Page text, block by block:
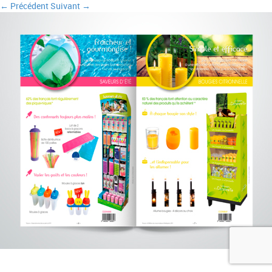
← PrécédentSuivant →